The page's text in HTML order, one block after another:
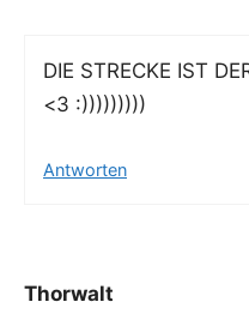
DIE STRECKE IST
<3 :)))))))))
Antworten
Thorwalt